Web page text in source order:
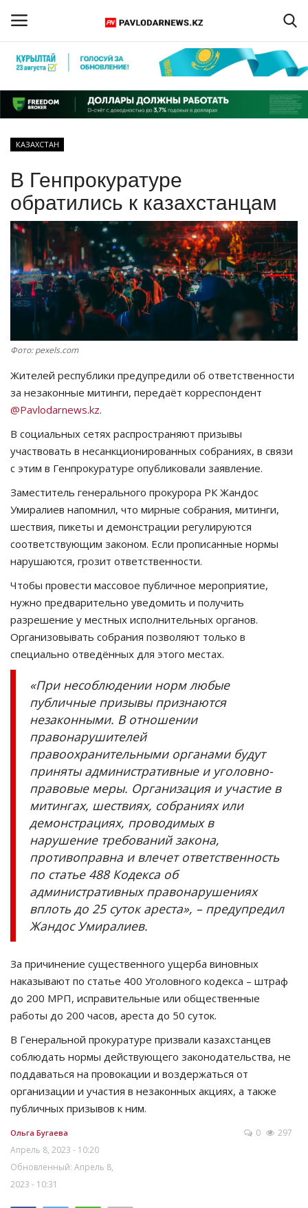
Регистрация
Главная
ПАВЛОДАРСКАЯ ОБЛАСТЬ
КАЗАХСТАН
МИР
СПЕЦПРОЕКТЫ
СПОРТ
Чек-лист
РАЗВЛЕЧЕНИЯ
OFFICIAL
Курултай
Язык
Қазақша Русский
КАЗАХСТАН
В Генпрокуратуре
обратились к казахстанцам
Фото: pexels.com
Жителей республики предупредили об ответственности
за незаконные митинги, передаёт корреспондент
@Pavlodarnews.kz.
В социальных сетях распространяют призывы
участвовать в несанкционированных собраниях, в связи
с этим в Генпрокуратуре опубликовали заявление.
Заместитель генерального прокурора РК Жандос
Умиралиев напомнил, что мирные собрания, митинги,
шествия, пикеты и демонстрации регулируются
соответствующим законом. Если прописанные нормы
нарушаются, грозит ответственности.
Чтобы провести массовое публичное мероприятие,
нужно предварительно уведомить и получить
разрешение у местных исполнительных органов.
Организовывать собрания позволяют только в
специально отведённых для этого местах.
«При несоблюдении норм любые
публичные призывы признаются
незаконными. В отношении
правонарушителей
правоохранительными органами будут
приняты административные и уголовно-
правовые меры. Организация и участие в
митингах, шествиях, собраниях или
демонстрациях, проводимых в
нарушение требований закона,
противоправна и влечет ответственность
по статье 488 Кодекса об
административных правонарушениях
вплоть до 25 суток ареста», – предупредил
Жандос Умиралиев.
За причинение существенного ущерба виновных
наказывают по статье 400 Уголовного кодекса – штраф
до 200 МРП, исправительные или общественные
работы до 200 часов, ареста до 50 суток.
В Генеральной прокуратуре призвали казахстанцев
соблюдать нормы действующего законодательства, не
поддаваться на провокации и воздержаться от
организации и участия в незаконных акциях, а также
публичных призывов к ним.
Ольга Бугаева
Апрель 8, 2023 - 10:20
Обновленный: Апрель 8,
2023 - 10:31
0 297